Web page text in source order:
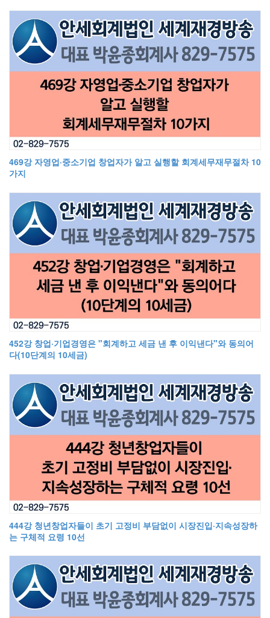
469강 자영업·중소기업 창업자가 알고 실행할 회계세무재무절차 10
가지
452강 창업·기업경영은 "회계하고 세금 낸 후 이익낸다"와 동의어
다(10단계의 10세금)
444강 청년창업자들이 초기 고정비 부담없이 시장진입·지속성장하
는 구체적 요령 10선